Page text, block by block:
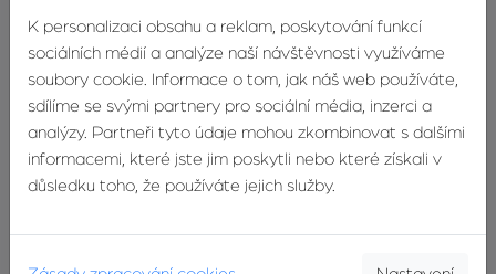
DETAIL
MAKLÉŘE
KONTAKTUJTE
MAKLÉŘE
Odpovědní formulář
K personalizaci obsahu a reklam, poskytování funkcí
sociálních médií a analýze naší návštěvnosti využíváme
soubory cookie. Informace o tom, jak náš web používáte,
sdílíme se svými partnery pro sociální média, inzerci a
analýzy. Partneři tyto údaje mohou zkombinovat s dalšími
informacemi, které jste jim poskytli nebo které získali v
důsledku toho, že používáte jejich služby.